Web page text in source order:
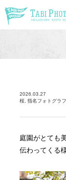
2026.03.27
桜, 指名フォトグラ
庭園がとても
伝わってくる